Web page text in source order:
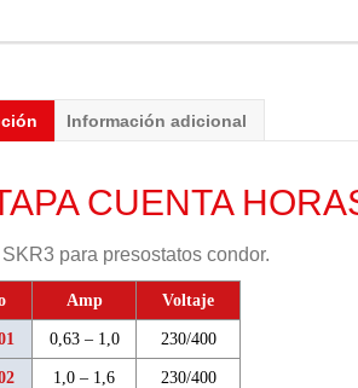
Información adicional
CUENTA
para presostatos condor.
Amp Voltaje
0,63 – 1,0 230/400
1,0 – 1,6 230/400